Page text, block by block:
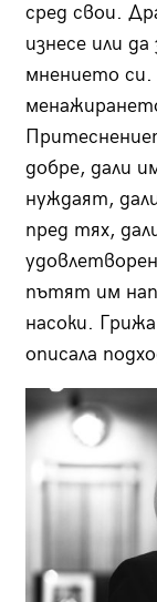
сред свои.
изнесе или
мнението си.
добре, дали
нуждаят,
пред тях,
пътят им
насоки.
описала